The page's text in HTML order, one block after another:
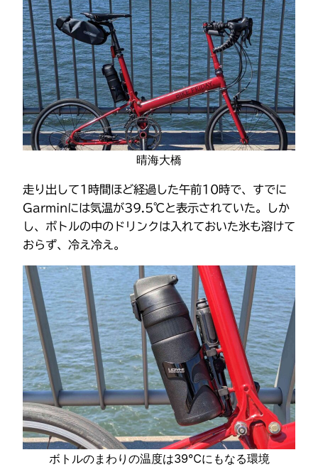
晴海大橋
走り出して1時間ほど経過した午前10時で、すでに
Garminには気温が39.5℃と表示されていた。しか
し、ボトルの中のドリンクは入れておいた氷も溶けて
おらず、冷え冷え。
ボトルのまわりの温度は39℃にもなる環境